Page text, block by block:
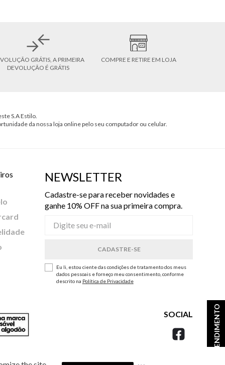
ATENDIMENTO
GRÁTIS, A PRIMEIRA
DEVOLUÇÃO É GRÁTIS
COMPRE E RETIRE EM LOJA
S.A Estilo.
da nossa loja online pelo seu computador ou celular.
NEWSLETTER
Cadastre-se para receber novidades e
ganhe 10% OFF na sua primeira compra.
Eu li, estou ciente das condições de tratamento dos meus
dados pessoais e forneço meu consentimento, conforme
descrito na Política de Privacidade
SOCIAL